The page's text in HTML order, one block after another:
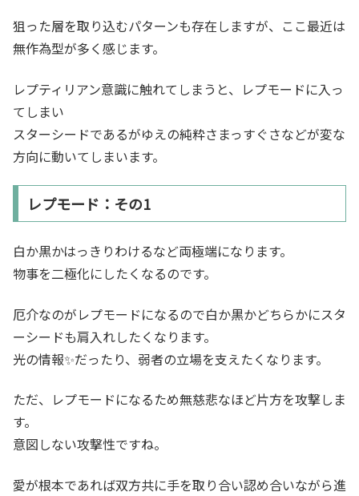
狙った層を取り込むパターンも存在しますが、ここ最近は
無作為型が多く感じます。
レプティリアン意識に触れてしまうと、レプモードに入っ
てしまい
スターシードであるがゆえの純粋さまっすぐさなどが変な
方向に動いてしまいます。
レプモード：その1
白か黒かはっきりわけるなど両極端になります。
物事を二極化にしたくなるのです。
厄介なのがレプモードになるので白か黒かどちらかにスタ
ーシードも肩入れしたくなります。
光の情報✨だったり、弱者の立場を支えたくなります。
ただ、レプモードになるため無慈悲なほど片方を攻撃しま
す。
意図しない攻撃性ですね。
愛が根本であれば双方共に手を取り合い認め合いながら進